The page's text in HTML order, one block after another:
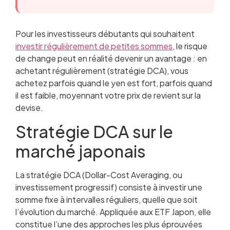
Pour les investisseurs débutants qui souhaitent
investir régulièrement de petites sommes, le risque
de change peut en réalité devenir un avantage : en
achetant régulièrement (stratégie DCA), vous
achetez parfois quand le yen est fort, parfois quand
il est faible, moyennant votre prix de revient sur la
devise.
Stratégie DCA sur le
marché japonais
La stratégie DCA (Dollar-Cost Averaging, ou
investissement progressif) consiste à investir une
somme fixe à intervalles réguliers, quelle que soit
l’évolution du marché. Appliquée aux ETF Japon, elle
constitue l’une des approches les plus éprouvées